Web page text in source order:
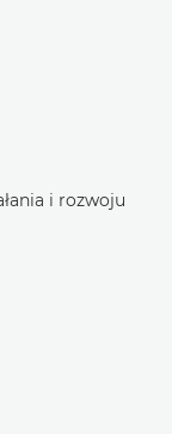
i rozwoju